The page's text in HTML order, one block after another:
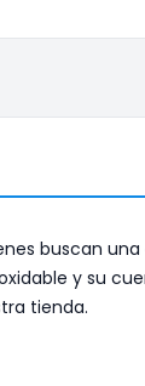
buscan
y su
tienda.